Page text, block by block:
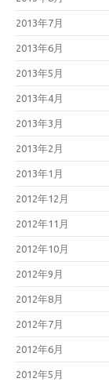
2013年7月
2013年6月
2013年5月
2013年4月
2013年3月
2013年2月
2013年1月
2012年12月
2012年11月
2012年10月
2012年9月
2012年8月
2012年7月
2012年6月
2012年5月